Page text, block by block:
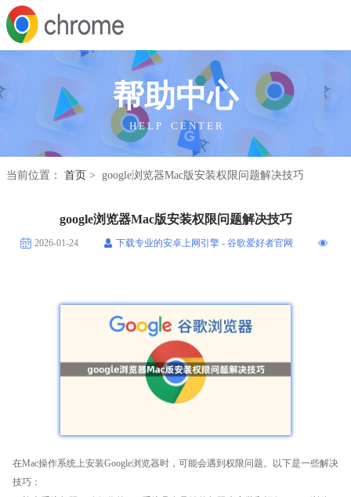
帮助中心
H E L P C E N T E R
当前位置： 首页 > google浏览器Mac版安装权限问题解决技巧
google浏览器Mac版安装权限问题解决技巧
2026-01-24 下载专业的安卓上网引擎 - 谷歌爱好者官网
在Mac操作系统上安装Google浏览器时，可能会遇到权限问题。以下是一些解决
技巧：